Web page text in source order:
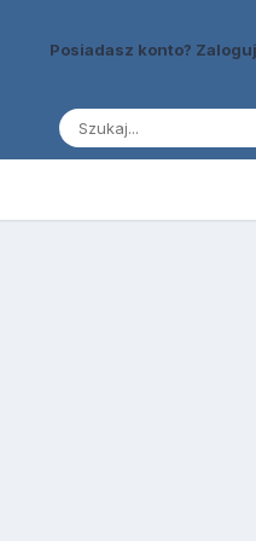
Posiadasz konto?